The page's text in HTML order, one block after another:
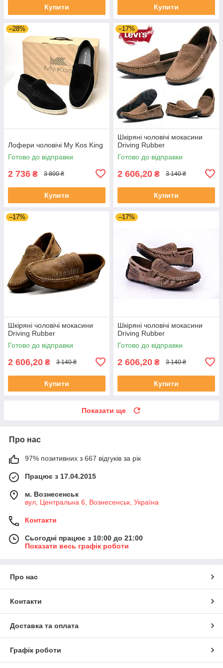
Купити Купити
–28%
Лофери чоловічі My Kos King
Готово до відправки
2 736 ₴ 3 800 ₴
Купити
–17%
Шкіряні чоловічі мокасини
Driving Rubber
Готово до відправки
2 606,20 ₴ 3 140 ₴
Купити
–17%
Шкіряні чоловічі мокасини
Driving Rubber
Готово до відправки
2 606,20 ₴ 3 140 ₴
Купити
–17%
Шкіряні чоловічі мокасини
Driving Rubber
Готово до відправки
2 606,20 ₴ 3 140 ₴
Купити
Показати ще
Про нас
97% позитивних з 667 відгуків за рік
Працює з 17.04.2015
м. Вознесенськ
вул, Центральна 6, Вознесенськ, Україна
Контакти
Сьогодні працює з 10:00 до 21:00
Показати весь графік роботи
Про нас
Контакти
Доставка та оплата
Графік роботи